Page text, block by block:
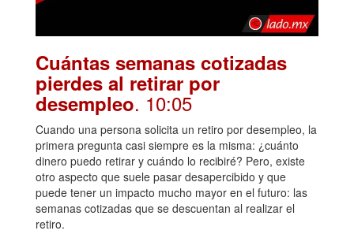
Cuántas semanas cotizadas
pierdes al retirar por
desempleo. 10:05
Cuando una persona solicita un retiro por desempleo, la
primera pregunta casi siempre es la misma: ¿cuánto
dinero puedo retirar y cuándo lo recibiré? Pero, existe
otro aspecto que suele pasar desapercibido y que
puede tener un impacto mucho mayor en el futuro: las
semanas cotizadas que se descuentan al realizar el
retiro.